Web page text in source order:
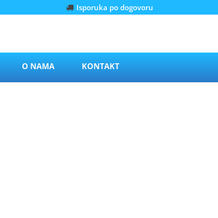
Isporuka po dogovoru
O NAMA KONTAKT